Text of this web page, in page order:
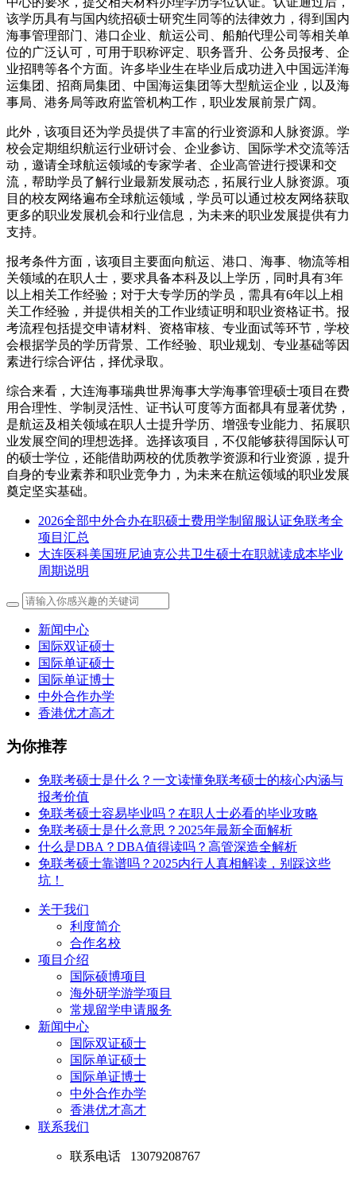
该学历具有与国内统招硕士研究生同等的法律效力，得到国内
海事管理部门、港口企业、航运公司、船舶代理公司等相关单
位的广泛认可，可用于职称评定、职务晋升、公务员报考、企
业招聘等各个方面。许多毕业生在毕业后成功进入中国远洋海
运集团、招商局集团、中国海运集团等大型航运企业，以及海
事局、港务局等政府监管机构工作，职业发展前景广阔。
此外，该项目还为学员提供了丰富的行业资源和人脉资源。学
校会定期组织航运行业研讨会、企业参访、国际学术交流等活
动，邀请全球航运领域的专家学者、企业高管进行授课和交
流，帮助学员了解行业最新发展动态，拓展行业人脉资源。项
目的校友网络遍布全球航运领域，学员可以通过校友网络获取
更多的职业发展机会和行业信息，为未来的职业发展提供有力
支持。
报考条件方面，该项目主要面向航运、港口、海事、物流等相
关领域的在职人士，要求具备本科及以上学历，同时具有3年
以上相关工作经验；对于大专学历的学员，需具有6年以上相
关工作经验，并提供相关的工作业绩证明和职业资格证书。报
考流程包括提交申请材料、资格审核、专业面试等环节，学校
会根据学员的学历背景、工作经验、职业规划、专业基础等因
素进行综合评估，择优录取。
综合来看，大连海事瑞典世界海事大学海事管理硕士项目在费
用合理性、学制灵活性、证书认可度等方面都具有显著优势，
是航运及相关领域在职人士提升学历、增强专业能力、拓展职
业发展空间的理想选择。选择该项目，不仅能够获得国际认可
的硕士学位，还能借助两校的优质教学资源和行业资源，提升
自身的专业素养和职业竞争力，为未来在航运领域的职业发展
奠定坚实基础。
2026全部中外合办在职硕士费用学制留服认证免联考全
项目汇总
大连医科美国班尼迪克公共卫生硕士在职就读成本毕业
周期说明
新闻中心
国际双证硕士
国际单证硕士
国际单证博士
中外合作办学
香港优才高才
为你推荐
免联考硕士是什么？一文读懂免联考硕士的核心内涵与
报考价值
免联考硕士容易毕业吗？在职人士必看的毕业攻略
免联考硕士是什么意思？2025年最新全面解析
什么是DBA？DBA值得读吗？高管深造全解析
免联考硕士靠谱吗？2025内行人真相解读，别踩这些
坑！
关于我们
利度简介
合作名校
项目介绍
国际硕博项目
海外研学游学项目
常规留学申请服务
新闻中心
国际双证硕士
国际单证硕士
国际单证博士
中外合作办学
香港优才高才
联系我们
联系电话 13079208767